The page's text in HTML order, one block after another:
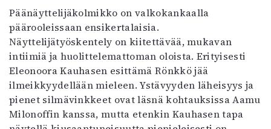
Päänäyttelijäkolmikko on valkokankaalla
päärooleissaan ensikertalaisia.
Näyttelijätyöskentely on kiitettävää, mukavan
intiimiä ja huolittelemattoman oloista. Erityisesti
Eleonoora Kauhasen esittämä Rönkkö jää
ilmeikkyydellään mieleen. Ystävyyden läheisyys ja
pienet silmävinkkeet ovat läsnä kohtauksissa Aamu
Milonoffin kanssa, mutta etenkin Kauhasen tapa